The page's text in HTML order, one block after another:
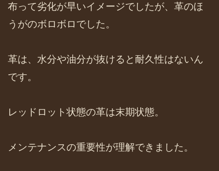
布って劣化が早いイメージでしたが、革のほ
うがのボロボロでした。
革は、水分や油分が抜けると耐久性はないん
です。
レッドロット状態の革は末期状態。
メンテナンスの重要性が理解できました。